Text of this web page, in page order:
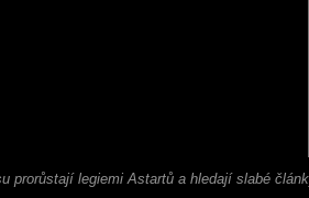
prorůstají legiemi Astartů a hledají slabé